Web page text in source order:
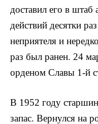
доставил его в
дейст­вий десятки
неприятеля и
раз был ранен. 24
орденом Славы 1-й
В 1952 году
запас. Вернулся на